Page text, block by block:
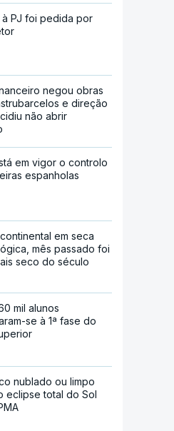
à PJ foi pedida por
negou obras
e direção
não abrir
em vigor o controlo
espanholas
em seca
mês passado foi
seco do século
mil alunos
se à 1ª fase do
nublado ou limpo
eclipse total do Sol